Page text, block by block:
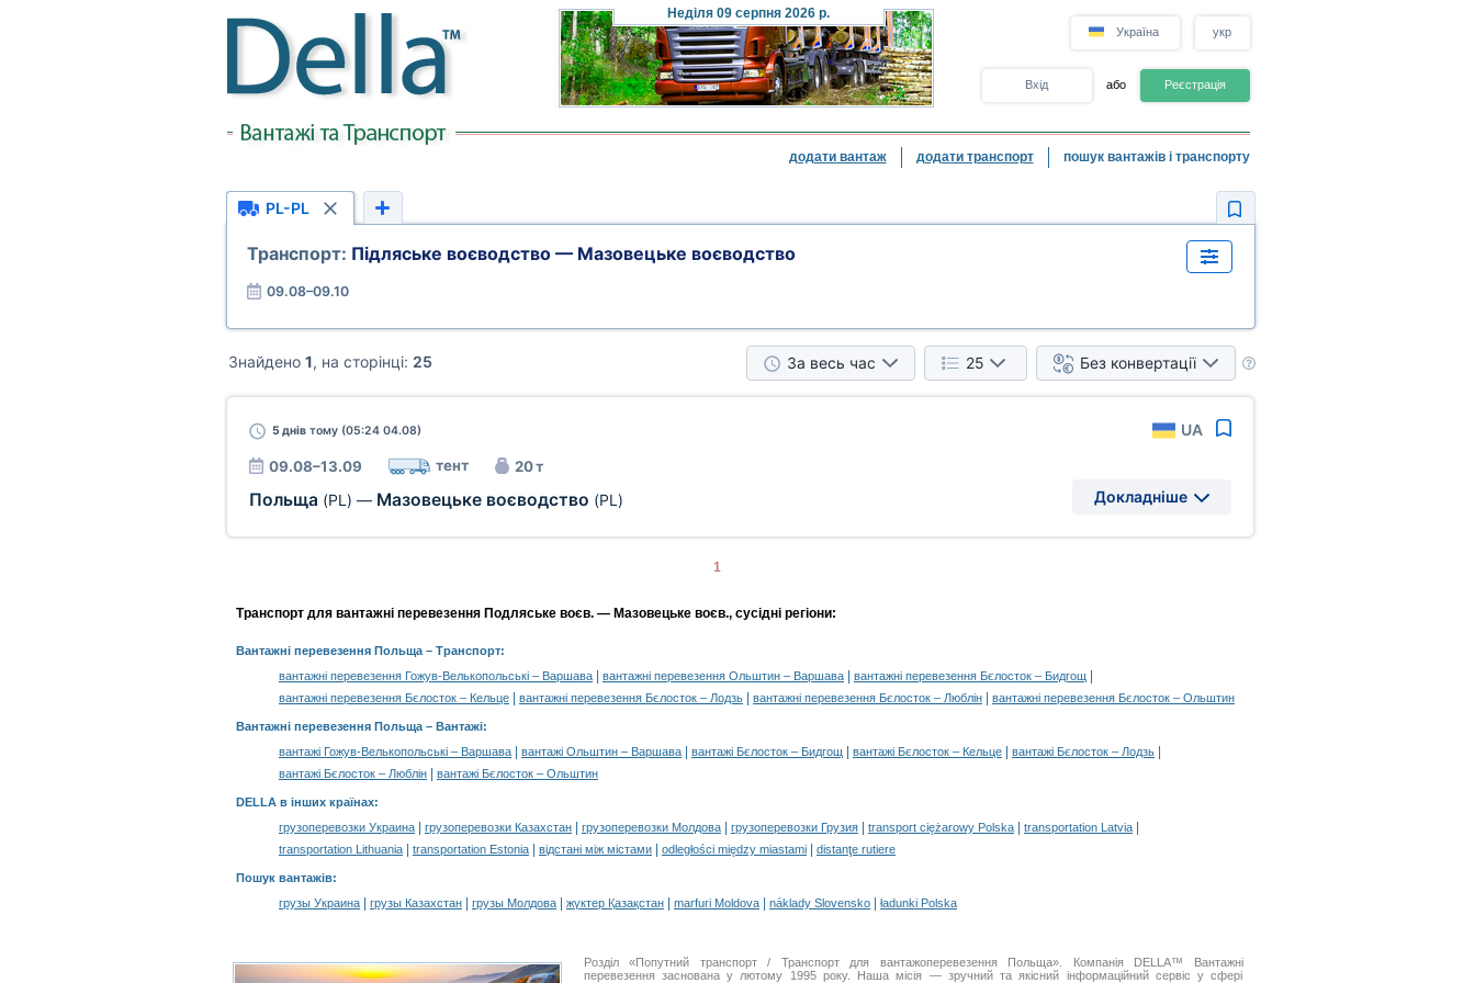
Неділя 09 серпня 2026 р.
Україна укр
Вхід або Реєстрація
додати вантаж додати транспорт пошук вантажів і транспорту
PL-PL
Транспорт: Підляське воєводство — Мазовецьке воєводство
09.08–09.10
Знайдено 1, на сторінці: 25 За весь час 25 Без конвертації
5 днівтому (05:24 04.08) UA
09.08–13.09 тент 20 т
Польща (PL) — Мазовецьке воєводство (PL) Докладніше
1
Транспорт для вантажні перевезення Подляське воєв. — Мазовецьке воєв., сусідні регіони:
Вантажні перевезення Польща – Транспорт:
вантажні перевезення Гожув-Велькопольські – Варшава
вантажні перевезення Ольштин – Варшава вантажні перевезення Бєлосток – Бидгощ
вантажні перевезення Бєлосток – Кельце вантажні перевезення Бєлосток – Лодзь вантажні перевезення Бєлосток – Люблін вантажні перевезення Бєлосток – Ольштин
Вантажні перевезення Польща – Вантажі:
вантажі Гожув-Велькопольські – Варшава
вантажі Ольштин – Варшава вантажі Бєлосток – Бидгощ вантажі Бєлосток – Кельце вантажі Бєлосток – Лодзь
вантажі Бєлосток – Люблін вантажі Бєлосток – Ольштин
DELLA в інших країнах:
грузоперевозки Украина
грузоперевозки Казахстан грузоперевозки Молдова грузоперевозки Грузия transport ciężarowy Polska transportation Latvia
transportation Lithuania transportation Estonia відстані між містами odległości między miastami distanţe rutiere
Пошук вантажів:
грузы Украина
грузы Казахстан грузы Молдова жүктер Қазақстан marfuri Moldova náklady Slovensko ładunki Polska
Розділ «Попутний транспорт / Транспорт для вантажоперевезення Польща». Компанія DELLA™ Вантажні
перевезення заснована у лютому 1995 року. Наша місія — зручний та якісний інформаційний сервіс у сфері